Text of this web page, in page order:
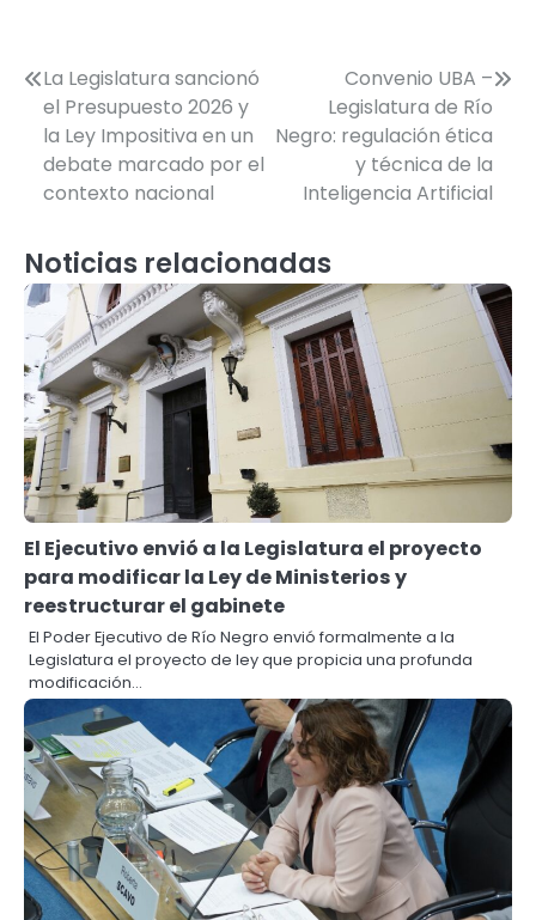
Navegación
de
entradas
La Legislatura sancionó
el Presupuesto 2026 y
la Ley Impositiva en un
debate marcado por el
contexto nacional
Convenio UBA –
Legislatura de Río
Negro: regulación ética
y técnica de la
Inteligencia Artificial
Noticias relacionadas
El Ejecutivo envió a la Legislatura el proyecto
para modificar la Ley de Ministerios y
reestructurar el gabinete
El Poder Ejecutivo de Río Negro envió formalmente a la
Legislatura el proyecto de ley que propicia una profunda
modificación…